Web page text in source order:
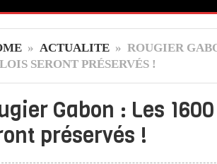
» ACTUALITE » ROUGIER
SERONT PRÉSERVÉS !
Gabon : Les
préservés !